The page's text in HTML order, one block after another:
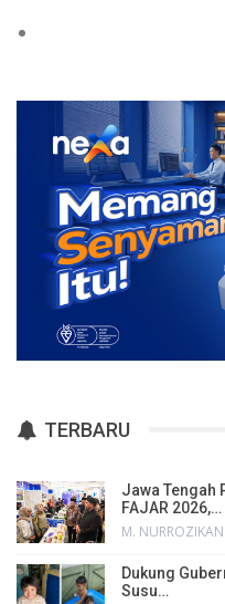
TERBARU
Jawa Tengah
FAJAR 2026,…
M. NURROZIKAN
Dukung
Susu…